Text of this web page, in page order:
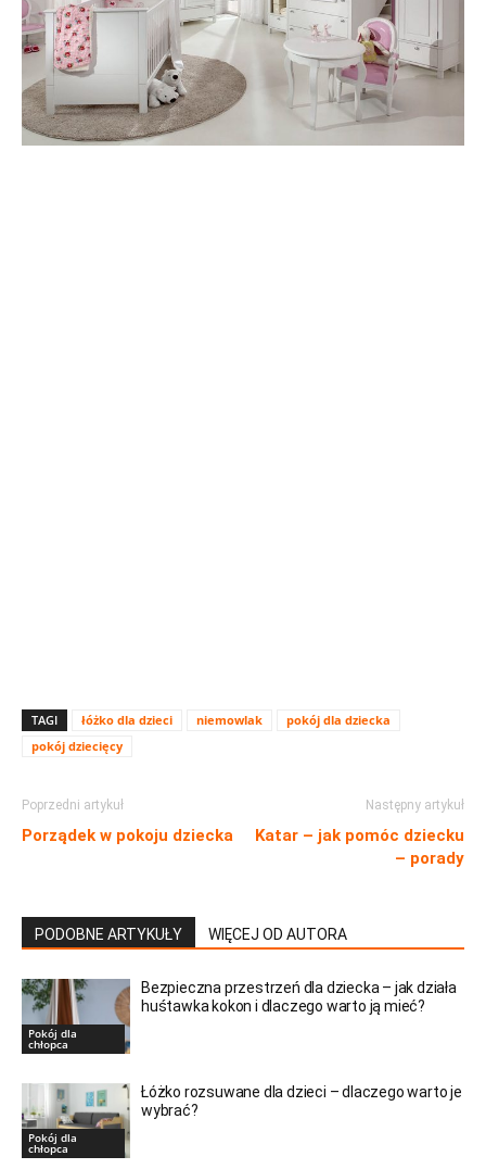
TAGI łóżko dla dzieci niemowlak
pokój dla dziecka
pokój dziecięcy
Poprzedni artykuł
Porządek w pokoju dziecka
Następny artykuł
Katar – jak pomóc dziecku
– porady
PODOBNE ARTYKUŁY WIĘCEJ OD AUTORA
Pokój dla
chłopca
Bezpieczna przestrzeń dla dziecka – jak działa
huśtawka kokon i dlaczego warto ją mieć?
Pokój dla
chłopca
Łóżko rozsuwane dla dzieci – dlaczego warto je
wybrać?